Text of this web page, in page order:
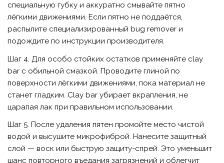
специальную губку и аккуратно смывайте пятно
лёгкими движениями. Если пятно не поддаётся,
распылите специализированный bug remover и
подождите по инструкции производителя.
Шаг 4. Для особо стойких остатков применяйте clay
bar с обильной смазкой. Проводите глиной по
поверхности лёгкими движениями, пока материал не
станет гладким. Clay bar убирает вкрапления, не
царапая лак при правильном использовании.
Шаг 5. После удаления пятен промойте место чистой
водой и высушите микрофиброй. Нанесите защитный
слой — воск или быструю защиту-спрей. Это уменьшит
шанс повторного въедания загрязнений и облегчит